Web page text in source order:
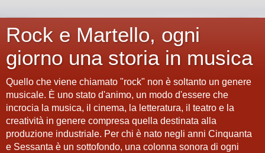
Rock e Martello, ogni
giorno una storia in musica
Quello che viene chiamato "rock" non è soltanto un genere
musicale. È uno stato d'animo, un modo d'essere che
incrocia la musica, il cinema, la letteratura, il teatro e la
creatività in genere compresa quella destinata alla
produzione industriale. Per chi è nato negli anni Cinquanta
e Sessanta è un sottofondo, una colonna sonora di ogni